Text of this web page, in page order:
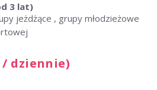
3 lat)
jeżdżące , grupy młodzieżowe
dziennie)